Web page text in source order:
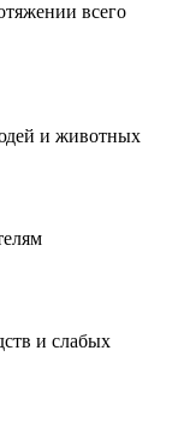
всего
и животных
и слабых